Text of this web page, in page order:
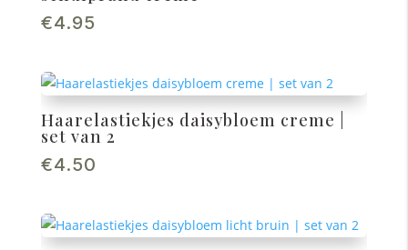
€4.95
Haarelastiekjes daisybloem creme |
set van 2
€4.50